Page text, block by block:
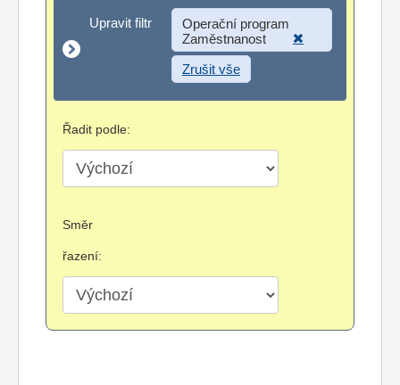
Upravit filtr
Upravit filtr
Operační program
Zaměstnanost
Zrušit vše
Řadit podle:
Směr
řazení: